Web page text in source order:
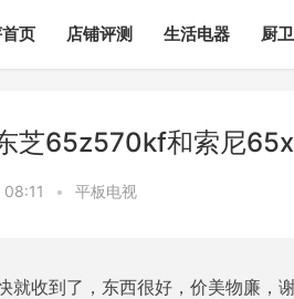
页 店铺评测 生活电器 厨
东芝65z570kf和索尼
08:11 • 平板电视
就收到了，东西很好，价美物廉，